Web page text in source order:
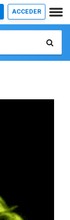
ACCEDER